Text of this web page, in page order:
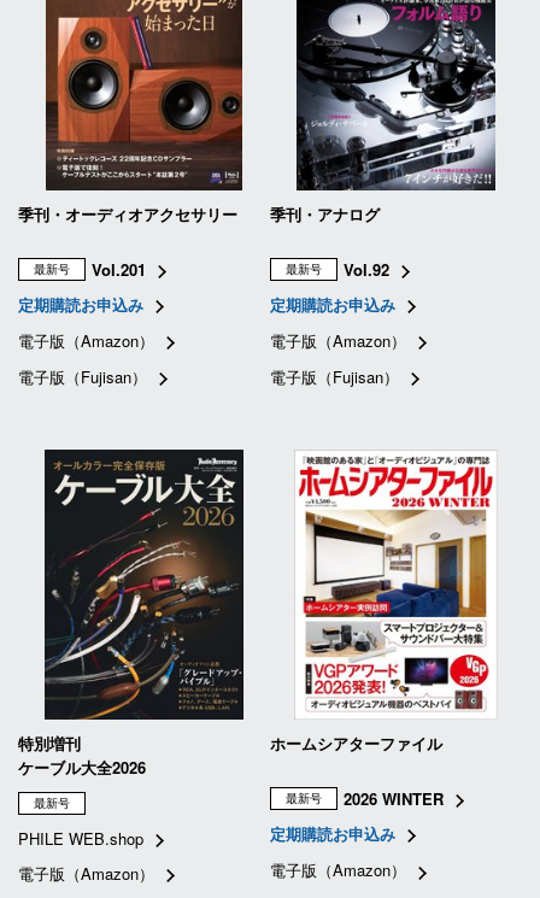
季刊・オーディオアクセサリー
最新号
Vol.201
定期購読お申込み
電子版（Amazon）
電子版（Fujisan）
季刊・アナログ
最新号
Vol.92
定期購読お申込み
電子版（Amazon）
電子版（Fujisan）
特別増刊
ケーブル大全2026
最新号
PHILE WEB.shop
電子版（Amazon）
ホームシアターファイル
最新号
2026 WINTER
定期購読お申込み
電子版（Amazon）